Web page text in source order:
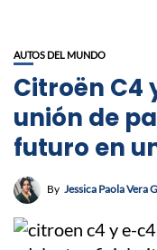
AUTOS DEL MUNDO
Citroën C4
unión de
futuro en
By Jessica Paola Vera